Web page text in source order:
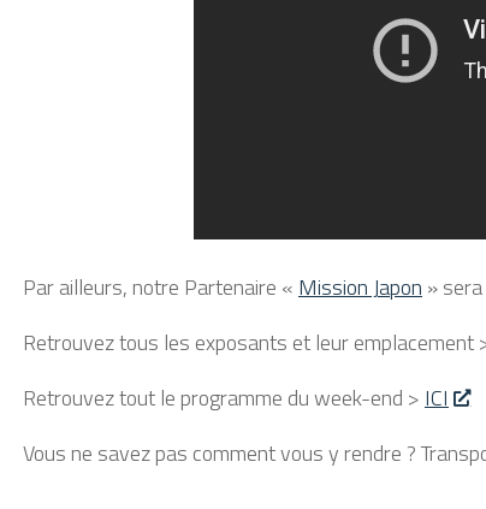
Par ailleurs, notre Partenaire « Mission Japon »
Retrouvez tous les exposants et leur emplacement
Retrouvez tout le programme du week-end > ICI
Vous ne savez pas comment vous y rendre ?